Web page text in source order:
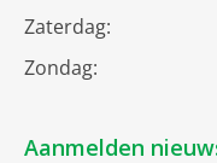
Zaterdag:
Zondag:
Aanmelden